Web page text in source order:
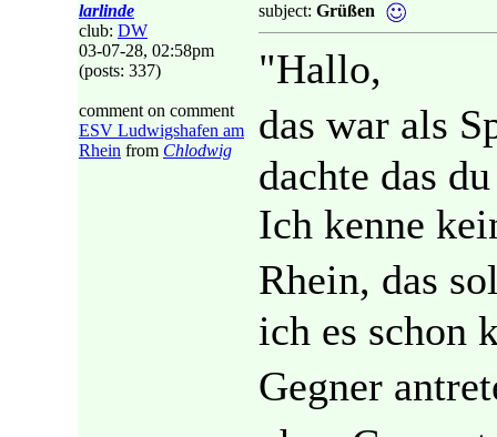
larlinde
club: DW
03-07-28, 02:58pm
(posts: 337)
comment on comment
ESV Ludwigshafen am
Rhein from Chlodwig
subject: Grüßen
"Hallo,
das war als
dachte das
Ich kenne
Rhein, das
ich es schon
Gegner